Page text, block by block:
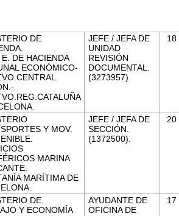
DE
DE HACIENDA
ECONÓMICO-
JEFE / JEFA DE
UNIDAD
REVISIÓN
DOCUMENTAL.
(3273957).
18
Y MOV.
MARINA
MARÍTIMA DE
JEFE / JEFA DE
SECCIÓN.
(1372500).
20
DE
Y ECONOMÍA
AYUDANTE DE
OFICINA DE
17